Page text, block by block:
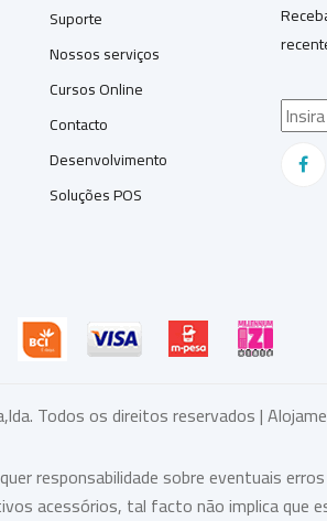
Suporte
Nossos serviços
Cursos Online
Contacto
Desenvolvimento
Soluções POS
Todos os direitos reservados |
responsabilidade sobre eventuais
acessórios, tal facto não implica que